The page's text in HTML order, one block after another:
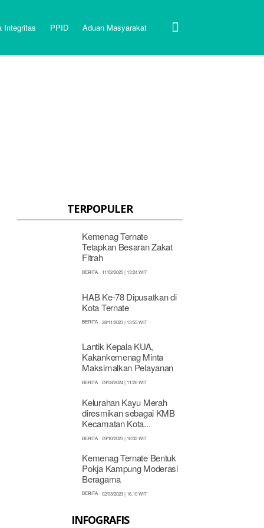
Integritas PPID Aduan Masyarakat
TERPOPULER
Kemenag Ternate
Tetapkan Besaran Zakat
Fitrah
BERITA 11/02/2025 | 13:24 WIT
HAB Ke-78 Dipusatkan di
Kota Ternate
BERITA 28/11/2023 | 13:55 WIT
Lantik Kepala KUA,
Kakankemenag Minta
Maksimalkan Pelayanan
BERITA 09/08/2024 | 11:26 WIT
Kelurahan Kayu Merah
diresmikan sebagai KMB
Kecamatan Kota...
BERITA 09/10/2023 | 18:02 WIT
Kemenag Ternate Bentuk
Pokja Kampung Moderasi
Beragama
BERITA 02/03/2023 | 16:10 WIT
INFOGRAFIS